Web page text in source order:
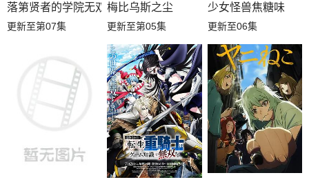
落第贤者的学院无双第二回转生，S等级作弊魔术师冒险记
更新至第07集
梅比乌斯之尘
更新至第05集
少女怪兽焦糖味
更新至06集